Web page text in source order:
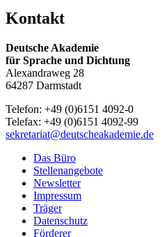
Kontakt
Deutsche Akademie
für Sprache und Dichtung
Alexandraweg 28
64287 Darmstadt
Telefon: +49 (0)6151 4092-0
Telefax: +49 (0)6151 4092-99
sekretariat@deutscheakademie.de
Das Büro
Stellenangebote
Newsletter
Impressum
Träger
Datenschutz
Förderer